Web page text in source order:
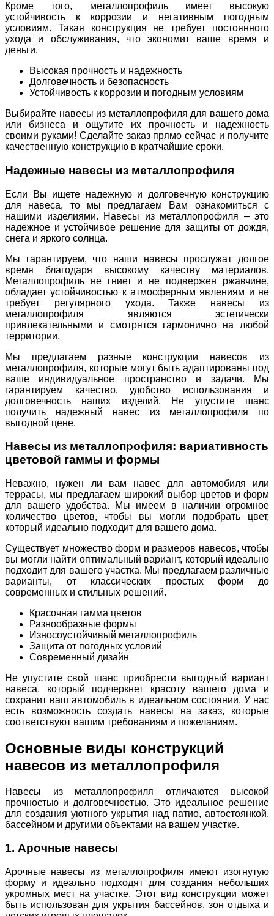
Кроме того, металлопрофиль имеет высокую
устойчивость к коррозии и негативным погодным
условиям. Такая конструкция не требует постоянного
ухода и обслуживания, что экономит ваше время и
деньги.
Высокая прочность и надежность
Долговечность и безопасность
Устойчивость к коррозии и погодным условиям
Выбирайте навесы из металлопрофиля для вашего дома
или бизнеса и ощутите их прочность и надежность
своими руками! Сделайте заказ прямо сейчас и получите
качественную конструкцию в кратчайшие сроки.
Надежные навесы из металлопрофиля
Если Вы ищете надежную и долговечную конструкцию
для навеса, то мы предлагаем Вам ознакомиться с
нашими изделиями. Навесы из металлопрофиля – это
надежное и устойчивое решение для защиты от дождя,
снега и яркого солнца.
Мы гарантируем, что наши навесы прослужат долгое
время благодаря высокому качеству материалов.
Металлопрофиль не гниет и не подвержен ржавчине,
обладает устойчивостью к атмосферным явлениям и не
требует регулярного ухода. Также навесы из
металлопрофиля являются эстетически
привлекательными и смотрятся гармонично на любой
территории.
Мы предлагаем разные конструкции навесов из
металлопрофиля, которые могут быть адаптированы под
ваше индивидуальное пространство и задачи. Мы
гарантируем качество, удобство использования и
долговечность наших изделий. Не упустите шанс
получить надежный навес из металлопрофиля по
выгодной цене.
Навесы из металлопрофиля: вариативность
цветовой гаммы и формы
Неважно, нужен ли вам навес для автомобиля или
террасы, мы предлагаем широкий выбор цветов и форм
для вашего удобства. Мы имеем в наличии огромное
количество цветов, чтобы вы могли подобрать цвет,
который идеально подходит для вашего дома.
Существует множество форм и размеров навесов, чтобы
вы могли найти оптимальный вариант, который идеально
подходит для вашего участка. Мы предлагаем различные
варианты, от классических простых форм до
современных и стильных решений.
Красочная гамма цветов
Разнообразные формы
Износоустойчивый металлопрофиль
Защита от погодных условий
Современный дизайн
Не упустите свой шанс приобрести выгодный вариант
навеса, который подчеркнет красоту вашего дома и
сохранит ваш автомобиль в идеальном состоянии. У нас
есть возможность создать навесы на заказ, которые
соответствуют вашим требованиям и пожеланиям.
Основные виды конструкций
навесов из металлопрофиля
Навесы из металлопрофиля отличаются высокой
прочностью и долговечностью. Это идеальное решение
для создания уютного укрытия над патио, автостоянкой,
бассейном и другими объектами на вашем участке.
1. Арочные навесы
Арочные навесы из металлопрофиля имеют изогнутую
форму и идеально подходят для создания небольших
укромных мест на участке. Этот вид конструкции может
быть использован для укрытия бассейнов, зон отдыха и